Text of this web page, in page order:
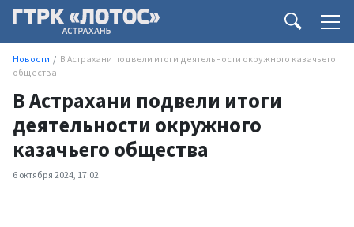
Новости
В Астрахани подвели итоги деятельности окружного казачьего
общества
В Астрахани подвели итоги
деятельности окружного
казачьего общества
6 октября 2024, 17:02